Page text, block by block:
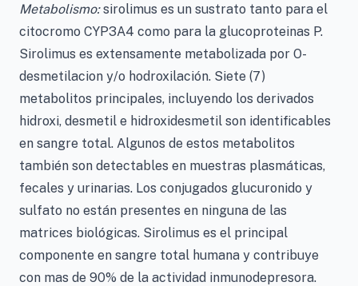
Metabolismo:sirolimus es un sustrato tanto para el
citocromo CYP3A4 como para la glucoproteinas P.
Sirolimus es extensamente metabolizada por O-
desmetilacion y/o hodroxilación. Siete (7)
metabolitos principales, incluyendo los derivados
hidroxi, desmetil e hidroxidesmetil son identificables
en sangre total. Algunos de estos metabolitos
también son detectables en muestras plasmáticas,
fecales y urinarias. Los conjugados glucuronido y
sulfato no están presentes en ninguna de las
matrices biológicas. Sirolimus es el principal
componente en sangre total humana y contribuye
con mas de 90% de la actividad inmunodepresora.